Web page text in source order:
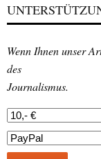
Wenn Ihnen unser
des
Journalismus.